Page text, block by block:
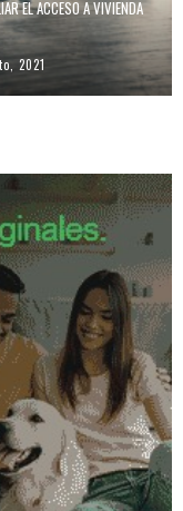
EL ACCESO A VIVIENDA
2021